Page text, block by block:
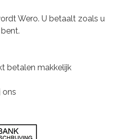
Wero. U betaalt zoals u
betalen makkelijk
ons